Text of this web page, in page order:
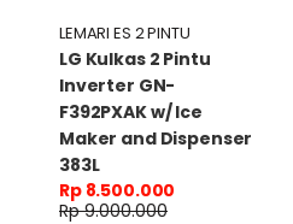
LEMARI ES 2 PINTU
LG Kulkas 2 Pintu
Inverter GN-
F392PXAK w/ Ice
Maker and Dispenser
383L
Rp 8.500.000
Rp 9.000.000